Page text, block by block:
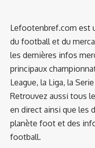
Lefootenbref.com est
du football et du
les dernières infos
principaux
League, la Liga, la
Retrouvez aussi tous
en direct ainsi que les
planète foot et des
football.